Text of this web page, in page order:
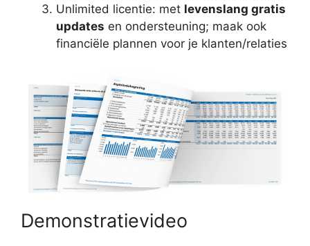
Unlimited licentie: met levenslang gratis
updates en ondersteuning; maak ook
financiële plannen voor je klanten/relaties
Demonstratievideo